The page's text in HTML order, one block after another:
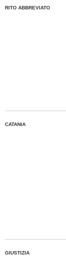
RITO ABBREVIATO
CATANIA
GIUSTIZIA